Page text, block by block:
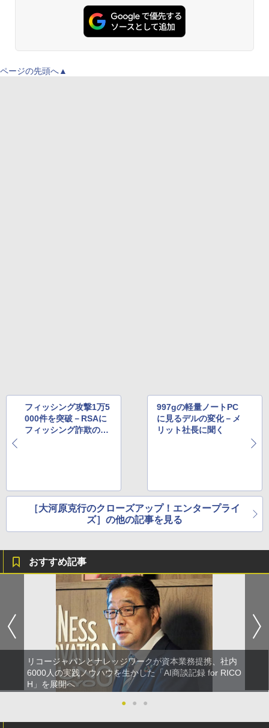
ページの先頭へ▲
フィッシング攻撃1万5
000件を突破－RSAに
フィッシング詐欺の現
997gの軽量ノートPC
に見るデルの変化－メ
リット社長に聞く
［大河原克行のクローズアップ！エンタープライ
ズ］の他の記事を見る
おすすめ記事
リコージャパンとナレッジワークが資本業務提携、社内
6000人の実践ノウハウを生かした「AI商談記録 for RICO
H」を展開へ
●
● ●